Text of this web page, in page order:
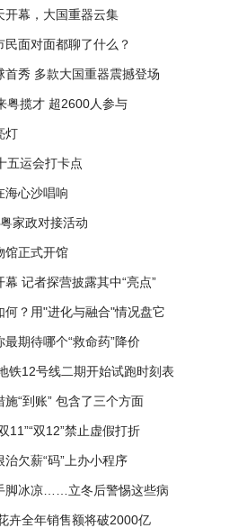
开幕，大国重器云集
面对面都聊了什么？
秀 多款大国重器震撼登场
粤揽才 超2600人参与
灯
五运会打卡点
海心沙唱响
家政对接活动
馆正式开馆
记者探营披露其中“亮点”
何？用"进化与融合"情况盘它
最期待哪个“救命药”降价
铁12号线二期开始试跑时刻表
“到账” 包含了三个方面
11”“双12”禁止虚假打折
治欠薪“码”上办小程序
脚冰凉……立冬后警惕这些病
卉全年销售额将破2000亿